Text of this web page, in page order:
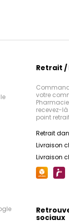
Retrait /
votre
recevez-
point
Retrait
Livraison
Livraison
sociaux